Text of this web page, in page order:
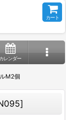
カート
カレンダー
M2個
]